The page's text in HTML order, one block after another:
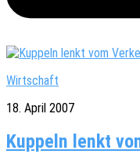
Wirtschaft
18. April 2007
Kuppeln lenkt